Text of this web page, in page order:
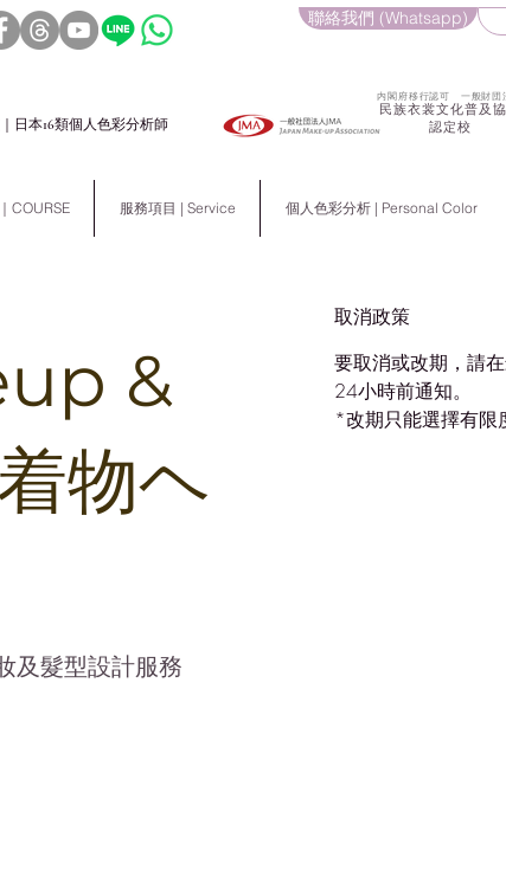
聯絡我們 (Whatsapp)
民族衣裳文化普及
認定校
内閣府移行認可 一般財団
日本16類個人色彩分析師
COURSE 服務項目 | Service 個人色彩分析 | Personal Color
&
物ヘ
髮型設計服務
取消政策
要取消或改期，請
24小時前通知。
*改期只能選擇有限